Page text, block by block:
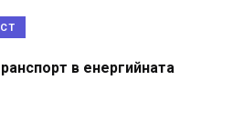
в енергийната